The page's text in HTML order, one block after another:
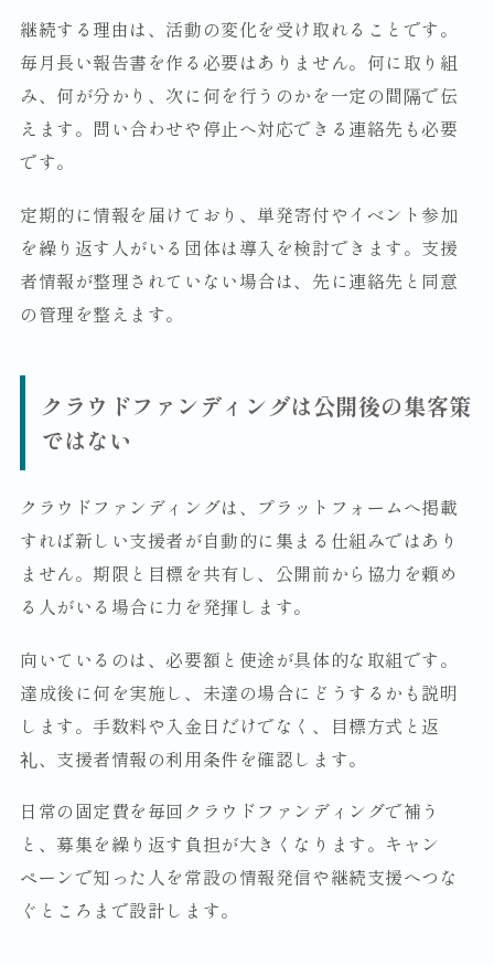
継続する理由は、活動の変化を受け取れることです。
毎月長い報告書を作る必要はありません。何に取り組
み、何が分かり、次に何を行うのかを一定の間隔で伝
えます。問い合わせや停止へ対応できる連絡先も必要
です。
定期的に情報を届けており、単発寄付やイベント参加
を繰り返す人がいる団体は導入を検討できます。支援
者情報が整理されていない場合は、先に連絡先と同意
の管理を整えます。
クラウドファンディングは公開後の集客策
ではない
クラウドファンディングは、プラットフォームへ掲載
すれば新しい支援者が自動的に集まる仕組みではあり
ません。期限と目標を共有し、公開前から協力を頼め
る人がいる場合に力を発揮します。
向いているのは、必要額と使途が具体的な取組です。
達成後に何を実施し、未達の場合にどうするかも説明
します。手数料や入金日だけでなく、目標方式と返
礼、支援者情報の利用条件を確認します。
日常の固定費を毎回クラウドファンディングで補う
と、募集を繰り返す負担が大きくなります。キャン
ペーンで知った人を常設の情報発信や継続支援へつな
ぐところまで設計します。